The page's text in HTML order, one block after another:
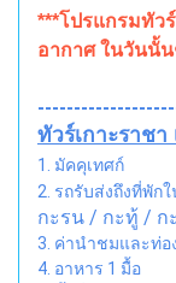
***โปรแกรมทัว
อากาศ ในวันนั้น
ทัวร์เกาะราชา
1. มัคคุเทศก์
2. รถรับส่งถึงที่พัก
กะรน / กะทู้ /
3. ค่านำชมและท่อ
4. อาหาร 1 มื้อ